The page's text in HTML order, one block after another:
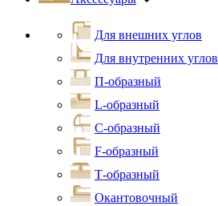
Для внешних углов
Для внутренних углов
П-образный
L-образный
С-образный
F-образный
Т-образный
Окантовочный